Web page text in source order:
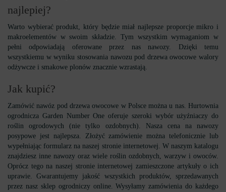
najlepiej?
Warto wybierać produkt, który będzie miał najlepsze proporcje mikro i
makroelementów w swoim składzie. Tym wszystkim wymaganiom w
pełni odpowiadają oferowane przez nas nawozy. Dzięki temu
wszystkiemu w wyniku stosowania nawozu pod drzewa owocowe walory
odżywcze i smakowe plonów znacznie wzrastają.
Jak kupić?
Zamówić nawóz pod drzewa owocowe w Polsce można u nas. Hurtownia
ogrodnicza Garden Number One oferuje szeroki wybór użyźniaczy do
roślin ogrodowych (nie tylko ozdobnych). Nasza cena na nawozy
posypowe jest najlepsza. Złożyć zamówienie można telefonicznie lub
wypełniając formularz na naszej stronie internetowej. W naszym katalogu
znajdziesz inne nawozy oraz wiele roślin ozdobnych, warzyw i owoców.
Oprócz tego na naszej stronie internetowej zamieszczone artykuły o ich
uprawie. Gwarantujemy jakość wszystkich produktów, sprzedawanych
przez nasz sklep ogrodniczy online. Wysyłamy zamówienia do każdego